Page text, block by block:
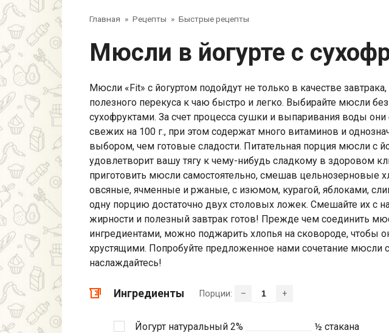
Главная » Рецепты » Быстрые рецепты
Мюсли в йогурте с
Мюсли «Fit» с йогуртом подойдут не только в качестве
полезного перекуса к чаю быстро и легко. Выбирайте мюсли
сухофруктами. За счет процесса сушки и выпаривания воды они
свежих на 100 г., при этом содержат много витаминов и
выбором, чем готовые сладости. Питательная порция мюсли с
удовлетворит вашу тягу к чему-нибудь сладкому в здоровом
приготовить мюсли самостоятельно, смешав цельнозерновые
овсяные, ячменные и ржаные, с изюмом, курагой, яблоками,
одну порцию достаточно двух столовых ложек. Смешайте их с
жирности и полезный завтрак готов! Прежде чем соединить
ингредиентами, можно поджарить хлопья на сковороде, чтобы
хрустящими. Попробуйте предложенное нами сочетание мюсли
наслаждайтесь!
Ингредиенты Порции: – +
Йогурт натуральный 2% ½ стакана